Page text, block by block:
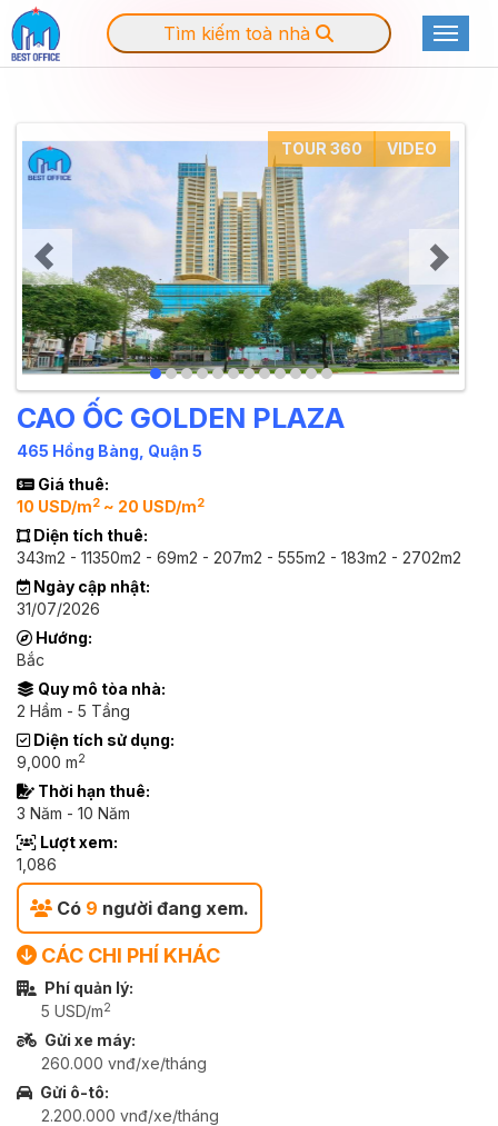
Tìm kiếm toà nhà
TOUR 360 VIDEO
CAO ỐC GOLDEN PLAZA
465 Hồng Bàng, Quận 5
Giá thuê:
10 USD/m2 ~ 20 USD/m2
Diện tích thuê:
343m2 - 11350m2 - 69m2 - 207m2 - 555m2 - 183m2 - 2702m2
Ngày cập nhật:
31/07/2026
Hướng:
Bắc
Quy mô tòa nhà:
2 Hầm - 5 Tầng
Diện tích sử dụng:
9,000 m2
Thời hạn thuê:
3 Năm - 10 Năm
Lượt xem:
1,086
Có 9 người đang xem.
CÁC CHI PHÍ KHÁC
Phí quản lý:
5 USD/m2
Gửi xe máy:
260.000 vnđ/xe/tháng
Gửi ô-tô:
2.200.000 vnđ/xe/tháng